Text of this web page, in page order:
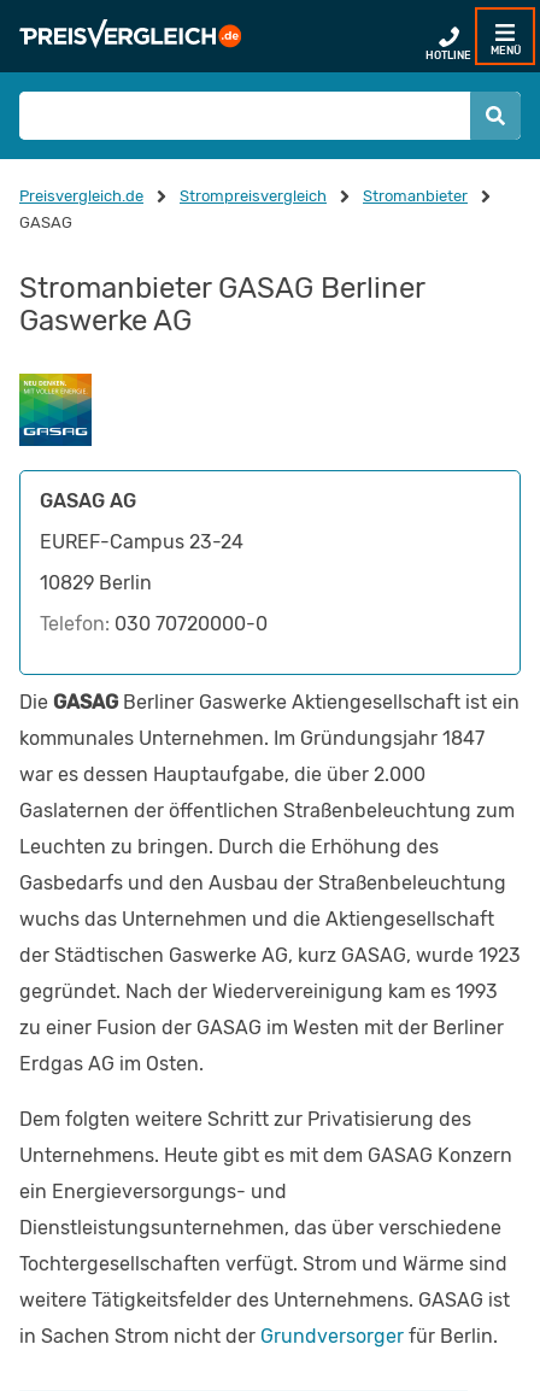
HOTLINE MENÜ
Preisvergleich.de Strompreisvergleich
Stromanbieter
GASAG
Stromanbieter GASAG Berliner
Gaswerke AG
GASAG AG
EUREF-Campus 23-24
10829 Berlin
Telefon: 030 70720000-0
Die GASAG Berliner Gaswerke Aktiengesellschaft ist ein
kommunales Unternehmen. Im Gründungsjahr 1847
war es dessen Hauptaufgabe, die über 2.000
Gaslaternen der öffentlichen Straßenbeleuchtung zum
Leuchten zu bringen. Durch die Erhöhung des
Gasbedarfs und den Ausbau der Straßenbeleuchtung
wuchs das Unternehmen und die Aktiengesellschaft
der Städtischen Gaswerke AG, kurz GASAG, wurde 1923
gegründet. Nach der Wiedervereinigung kam es 1993
zu einer Fusion der GASAG im Westen mit der Berliner
Erdgas AG im Osten.
Dem folgten weitere Schritt zur Privatisierung des
Unternehmens. Heute gibt es mit dem GASAG Konzern
ein Energieversorgungs- und
Dienstleistungsunternehmen, das über verschiedene
Tochtergesellschaften verfügt. Strom und Wärme sind
weitere Tätigkeitsfelder des Unternehmens. GASAG ist
in Sachen Strom nicht der Grundversorger für Berlin.